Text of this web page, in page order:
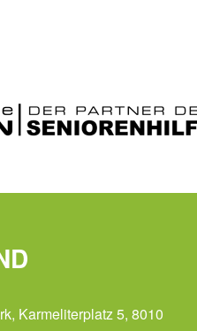
Karmeliterplatz 5, 8010